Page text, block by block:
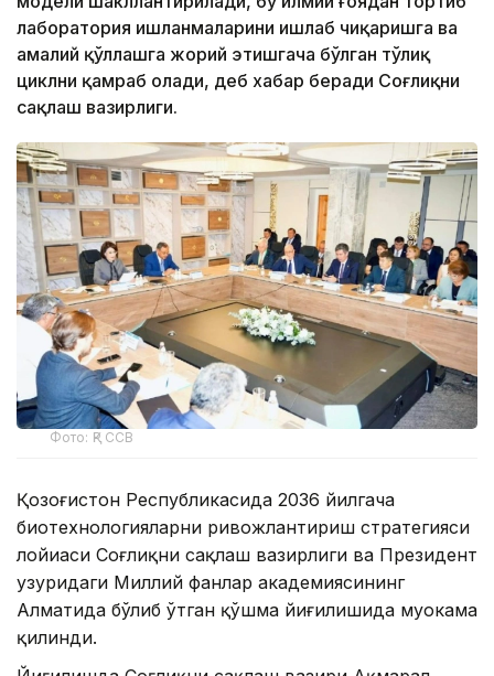
лаборатория ишланмаларини ишлаб чиқаришга ва
амалий қўллашга жорий этишгача бўлган тўлиқ
циклни қамраб олади, деб хабар беради Соғлиқни
сақлаш вазирлиги.
Фото: ҚР ССВ
Қозоғистон Республикасида 2036 йилгача
биотехнологияларни ривожлантириш стратегияси
лойиҳаси Соғлиқни сақлаш вазирлиги ва Президент
ҳузуридаги Миллий фанлар академиясининг
Алматида бўлиб ўтган қўшма йиғилишида муҳокама
қилинди.